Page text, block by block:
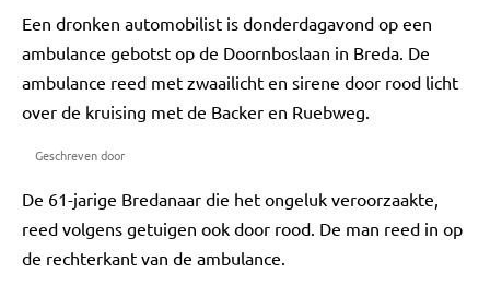
Een dronken automobilist is donderdagavond op een
ambulance gebotst op de Doornboslaan in Breda. De
ambulance reed met zwaailicht en sirene door rood licht
over de kruising met de Backer en Ruebweg.
Geschreven door
De 61-jarige Bredanaar die het ongeluk veroorzaakte,
reed volgens getuigen ook door rood. De man reed in op
de rechterkant van de ambulance.